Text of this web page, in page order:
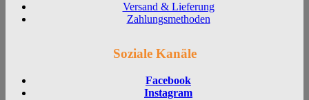
Versand & Lieferung
Zahlungsmethoden
Soziale Kanäle
Facebook
Instagram